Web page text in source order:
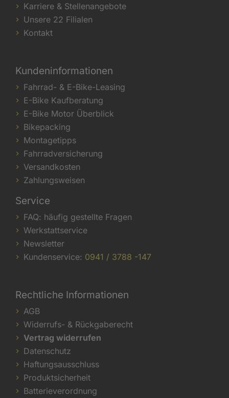
Karriere & Stellenangebote
Unsere 22 Filialen
Kontakt
Kundeninformationen
Fahrrad- & E-Bike-Leasing
E-Bike Kaufberatung
E-Bike Motor Überblick
Bikepacking
Montagetipps
Fahrradversicherung
Versandkosten
Zahlungsweisen
Service
FAQ: häufig gestellte Fragen
Werkstattservice
Newsletter
Kundenservice: 0941 / 3788 -147
Rechtliche Informationen
AGB
Widerrufs- & Rückgaberecht
Vertrag widerrufen
Datenschutz
Haftungsausschluss
Produktsicherheit
Batterieverordnung